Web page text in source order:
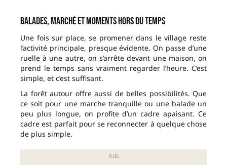
Balades, marché et moments hors du temps
Une fois sur place, se promener dans le village reste
l’activité principale, presque évidente. On passe d’une
ruelle à une autre, on s’arrête devant une maison, on
prend le temps sans vraiment regarder l’heure. C’est
simple, et c’est suffisant.
La forêt autour offre aussi de belles possibilités. Que
ce soit pour une marche tranquille ou une balade un
peu plus longue, on profite d’un cadre apaisant. Ce
cadre est parfait pour se reconnecter à quelque chose
de plus simple.